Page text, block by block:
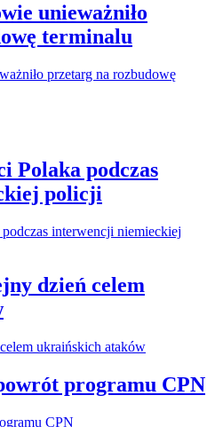
unieważniło
terminalu
Polaka podczas
policji
dzień celem
programu CPN